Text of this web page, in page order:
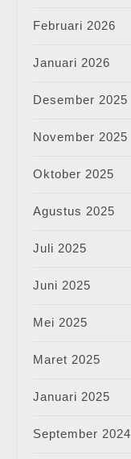
Februari 2026
Januari 2026
Desember 2025
November 2025
Oktober 2025
Agustus 2025
Juli 2025
Juni 2025
Mei 2025
Maret 2025
Januari 2025
September 2024